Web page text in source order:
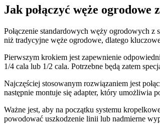
Jak połączyć węże
Połączenie standardowych węży ogrodowych
niż tradycyjne węże ogrodowe, dlatego
Pierwszym krokiem jest zapewnienie
1/4 cala lub 1/2 cala. Potrzebne będą zatem
Najczęściej stosowanym rozwiązaniem jest
następnie montuje się adapter, który umożliwia
Ważne jest, aby na początku systemu
powodować uszkodzenie linii lub nadmierne